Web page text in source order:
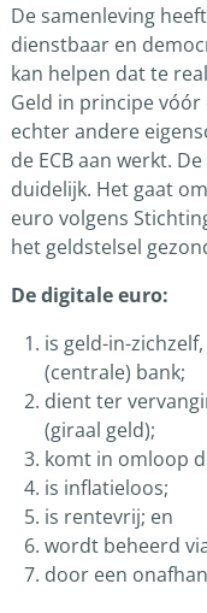
De samenleving
dienstbaar en
kan helpen dat te
Geld in principe
echter andere
de ECB aan werkt.
duidelijk. Het gaat
euro volgens
het geldstelsel
De digitale euro:
is geld-in-
(centrale) bank;
dient ter
(giraal geld);
komt in omloop
is inflatieloos;
is rentevrij; en
wordt beheerd
door een